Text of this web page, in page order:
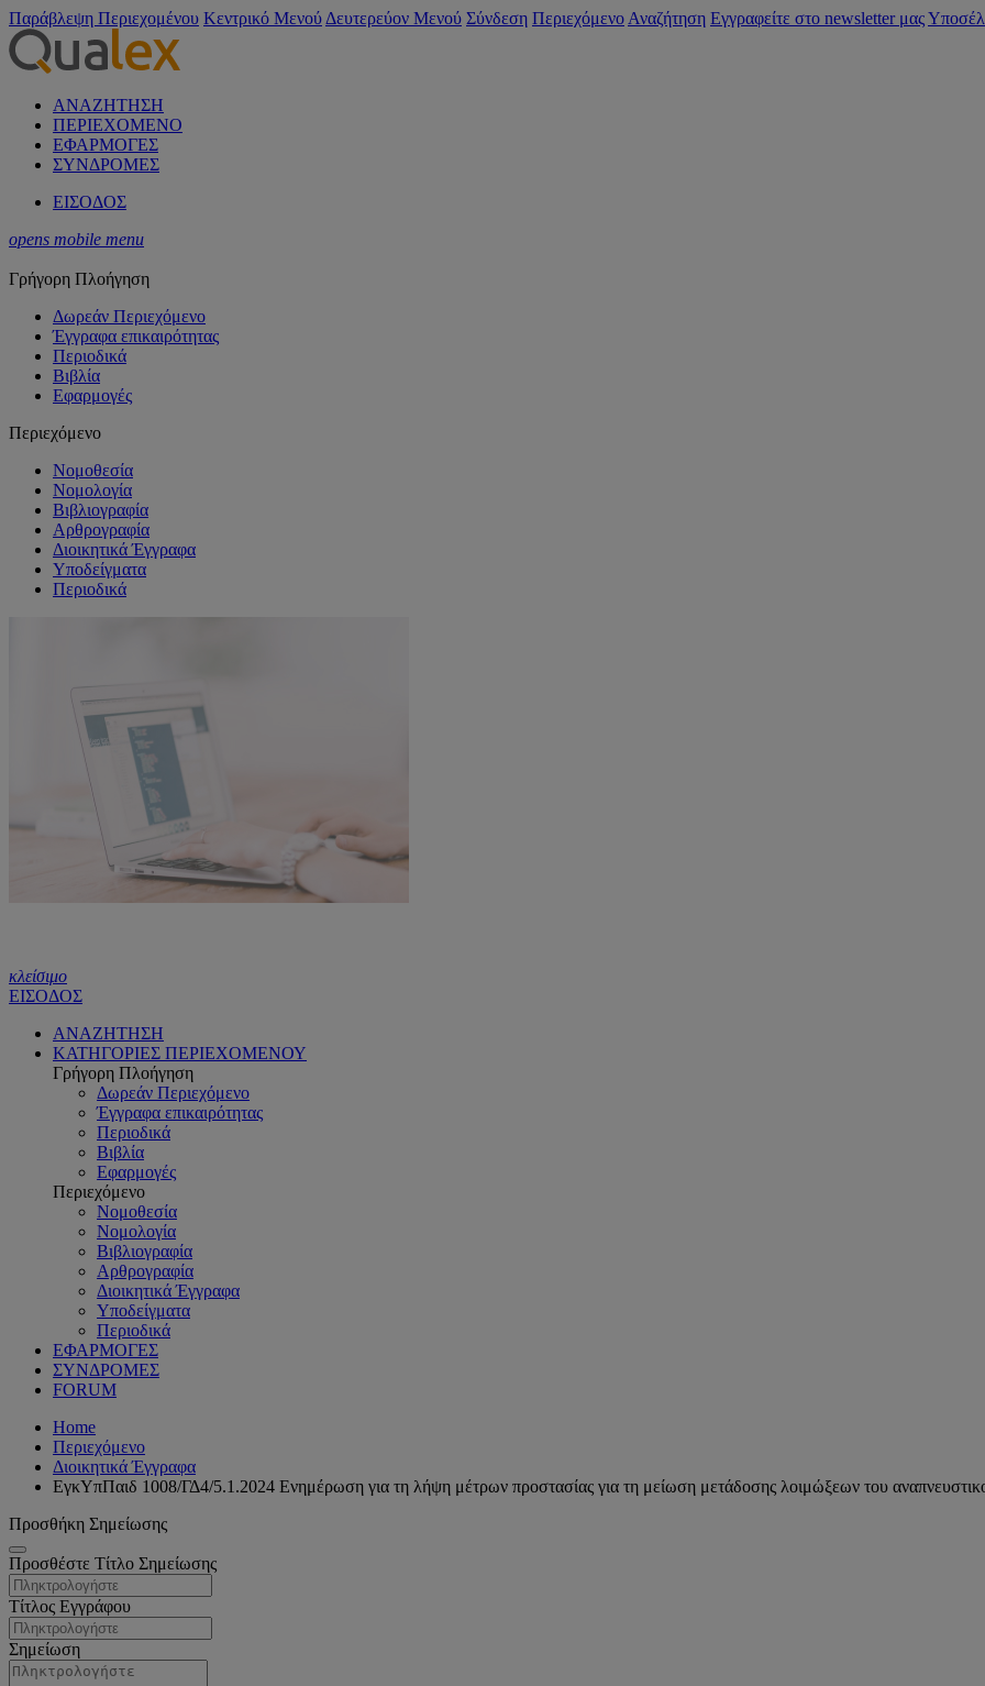
Παράβλεψη Περιεχομένου Κεντρικό Μενού Δευτερεύον Μενού Σύνδεση Περιεχόμενο Αναζήτηση Εγγραφείτε στο newsletter μας
ΑΝΑΖΗΤΗΣΗ
ΠΕΡΙΕΧΟΜΕΝΟ
ΕΦΑΡΜΟΓΕΣ
ΣΥΝΔΡΟΜΕΣ
ΕΙΣΟΔΟΣ
opens mobile menu
Γρήγορη Πλοήγηση
Δωρεάν Περιεχόμενο
Έγγραφα επικαιρότητας
Περιοδικά
Βιβλία
Εφαρμογές
Περιεχόμενο
Νομοθεσία
Νομολογία
Βιβλιογραφία
Αρθρογραφία
Διοικητικά Έγγραφα
Υποδείγματα
Περιοδικά
κλείσιμο
ΕΙΣΟΔΟΣ
ΑΝΑΖΗΤΗΣΗ
ΚΑΤΗΓΟΡΙΕΣ ΠΕΡΙΕΧΟΜΕΝΟΥ
Γρήγορη Πλοήγηση
Δωρεάν Περιεχόμενο
Έγγραφα επικαιρότητας
Περιοδικά
Βιβλία
Εφαρμογές
Περιεχόμενο
Νομοθεσία
Νομολογία
Βιβλιογραφία
Αρθρογραφία
Διοικητικά Έγγραφα
Υποδείγματα
Περιοδικά
ΕΦΑΡΜΟΓΕΣ
ΣΥΝΔΡΟΜΕΣ
FORUM
Home
Περιεχόμενο
Διοικητικά Έγγραφα
ΕγκΥπΠαιδ 1008/ΓΔ4/5.1.2024 Ενημέρωση για τη λήψη μέτρων προστασίας για τη μείωση μετάδοσης λοιμώξεων του
Προσθήκη Σημείωσης
Προσθέστε Τίτλο Σημείωσης
Τίτλος Εγγράφου
Σημείωση